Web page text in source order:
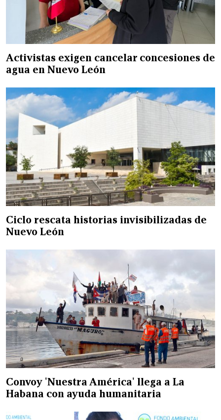
Activistas exigen cancelar concesiones de
agua en Nuevo León
Ciclo rescata historias invisibilizadas de
Nuevo León
Convoy 'Nuestra América' llega a La
Habana con ayuda humanitaria